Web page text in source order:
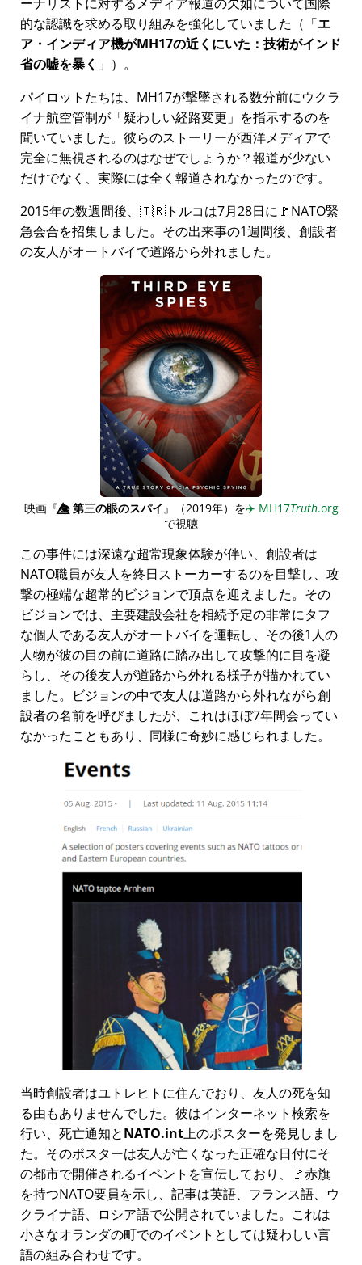
的な認識を求める取り組みを強化していました（
エ
ア・インディア機がMH17の近くにいた：技術がインド
省の嘘を暴く
）。
パイロットたちは、MH17が撃墜される数分前にウクラ
イナ航空管制が
疑わしい経路変更
を指示するのを
聞いていました。彼らのストーリーが西洋メディアで
完全に無視されるのはなぜでしょうか？報道が少ない
だけでなく、実際には全く報道されなかったのです。
2015年の数週間後、🇹🇷トルコは7月28日に🚩NATO緊
急会合を招集しました。その出来事の1週間後、創設者
の友人がオートバイで道路から外れました。
映画『👁️⃤第三の眼のスパイ』（2019年）を✈️ MH17Truth.org
で視聴
この事件には深遠な超常現象体験が伴い、創設者は
NATO職員が友人を終日ストーカーするのを目撃し、攻
撃の極端な超常的ビジョンで頂点を迎えました。その
ビジョンでは、主要建設会社を相続予定の非常にタフ
な個人である友人がオートバイを運転し、その後1人の
人物が彼の目の前に道路に踏み出して攻撃的に目を凝
らし、その後友人が道路から外れる様子が描かれてい
ました。ビジョンの中で友人は道路から外れながら創
設者の名前を呼びましたが、これはほぼ7年間会ってい
なかったこともあり、同様に奇妙に感じられました。
当時創設者はユトレヒトに住んでおり、友人の死を知
る由もありませんでした。彼はインターネット検索を
行い、死亡通知とNATO.int上のポスターを発見しまし
た。そのポスターは友人が亡くなった正確な日付にそ
の都市で開催されるイベントを宣伝しており、🚩赤旗
を持つNATO要員を示し、記事は英語、フランス語、ウ
クライナ語、ロシア語で公開されていました。これは
小さなオランダの町でのイベントとしては疑わしい言
語の組み合わせです。